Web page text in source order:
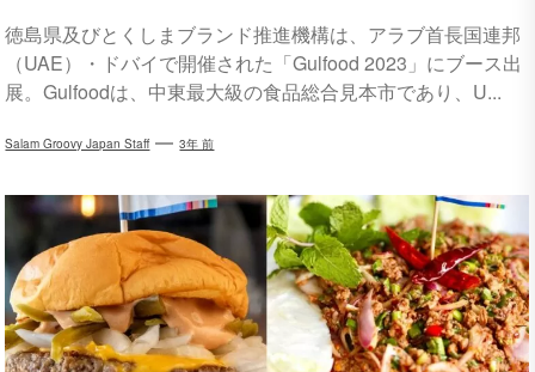
徳島県及びとくしまブランド推進機構は、アラブ首長国連邦
（UAE）・ドバイで開催された「Gulfood 2023」にブース出
展。Gulfoodは、中東最大級の食品総合見本市であり、U...
Salam Groovy Japan Staff 3年 前